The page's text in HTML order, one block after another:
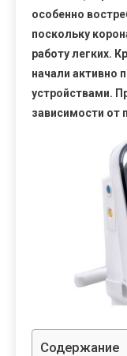
особенно
поскольку
работу легких.
начали активно
устройствами.
зависимости от
Содержание